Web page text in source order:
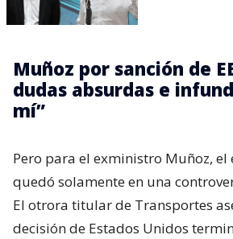
Muñoz por sanción de
dudas absurdas e
mí”
Pero para el exministro Muñoz, el
quedó solamente en una
El otrora titular de Transportes
decisión de Estados Unidos